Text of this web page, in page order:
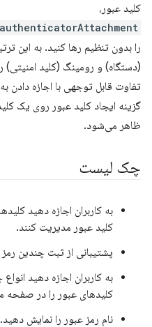
کلید عبور،
را بدون تنظیم رها کنید. به این
(دستگاه) و رومینگ (کلید امنیتی)
تفاوت قابل توجهی با اجازه دادن
گزینه ایجاد کلید عبور روی یک
ظاهر می‌شود.
چک لیست
به کاربران اجازه دهید
کلید عبور مدیریت کنند.
پشتیبانی از ثبت چندین
به کاربران اجازه دهید
کلیدهای عبور را در صفحه
نام رمز عبور را نمایش دهید.